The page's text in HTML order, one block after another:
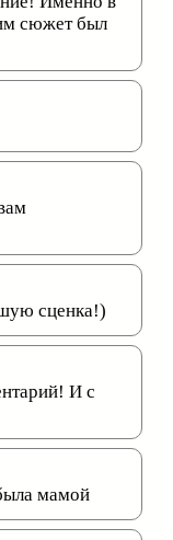
сюжет был
сценка!)
И с
мамой